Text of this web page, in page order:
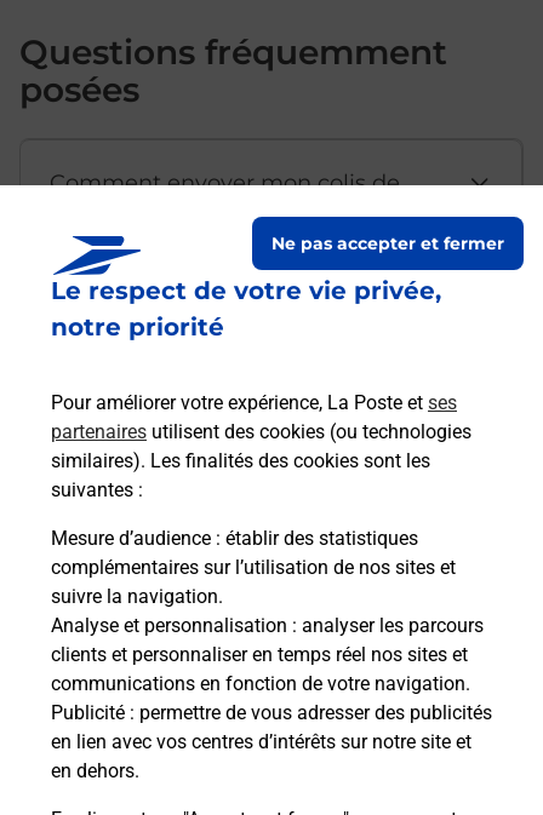
Le respect de votre vie privée,
notre priorité
Pour améliorer votre expérience, La Poste et ses
partenaires utilisent des cookies (ou technologies
similaires). Les finalités des cookies sont les
suivantes :
Mesure d’audience : établir des statistiques
complémentaires sur l’utilisation de nos sites et
suivre la navigation.
Analyse et personnalisation : analyser les parcours
clients et personnaliser en temps réel nos sites et
communications en fonction de votre navigation.
Publicité : permettre de vous adresser des publicités
en lien avec vos centres d’intérêts sur notre site et
en dehors.
Ne pas accepter et fermer
Questions fréquemment
posées
Comment envoyer mon colis de
Est-il possible d’acheter un
emballage directement depuis un
Comment demander une
modification de livraison ?
Comment La Poste participe-t-elle
à votre sécurité au quotidien ?
Puis-je passer mon code de la route
avec La Poste et sous quelles
conditions ?